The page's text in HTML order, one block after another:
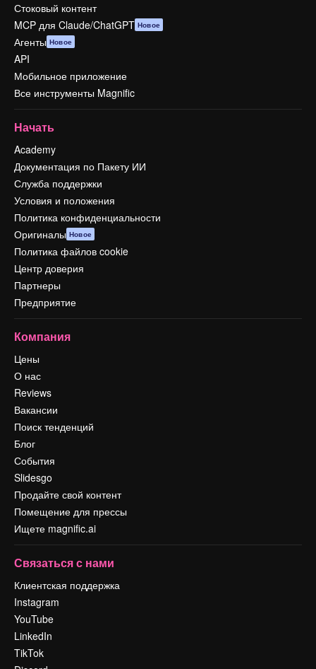
Стоковый контент
MCP для Claude/ChatGPT Новое
Агенты Новое
API
Мобильное приложение
Все инструменты Magnific
Начать
Academy
Документация по Пакету ИИ
Служба поддержки
Условия и положения
Политика конфиденциальности
Оригиналы Новое
Политика файлов cookie
Центр доверия
Партнеры
Предприятие
Компания
Цены
О нас
Reviews
Вакансии
Поиск тенденций
Блог
События
Slidesgo
Продайте свой контент
Помещение для прессы
Ищете magnific.ai
Связаться с нами
Клиентская поддержка
Instagram
YouTube
LinkedIn
TikTok